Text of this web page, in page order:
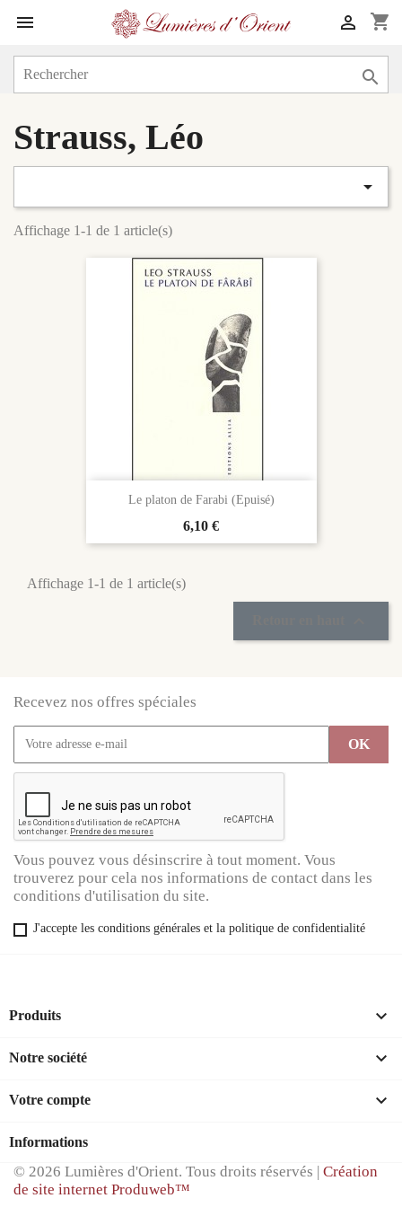
 shopping_cart


Strauss, Léo

Affichage 1-1 de 1 article(s)
Le platon de Farabi (Epuisé)
Prix
6,10 €
Affichage 1-1 de 1 article(s)
Recevez nos offres spéciales
Vous pouvez vous désinscrire à tout moment. Vous
trouverez pour cela nos informations de contact dans les
conditions d'utilisation du site.
J'accepte les conditions générales et la politique de confidentialité
Produits 
Notre société 
Votre compte 
Informations
© 2026 Lumières d'Orient. Tous droits réservés | Création
de site internet Produweb™